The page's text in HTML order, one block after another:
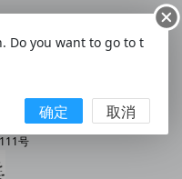
| 购物帮助 | 售后服务
Reserved.
限公司
号
Do you want to go to t
确定 取消